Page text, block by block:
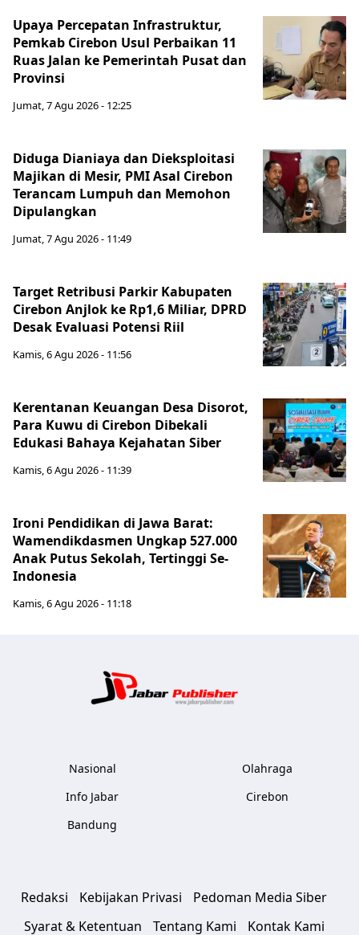
Upaya Percepatan Infrastruktur,
Pemkab Cirebon Usul Perbaikan 11
Ruas Jalan ke Pemerintah Pusat dan
Provinsi
Jumat, 7 Agu 2026 - 12:25
Diduga Dianiaya dan Dieksploitasi
Majikan di Mesir, PMI Asal Cirebon
Terancam Lumpuh dan Memohon
Dipulangkan
Jumat, 7 Agu 2026 - 11:49
Target Retribusi Parkir Kabupaten
Cirebon Anjlok ke Rp1,6 Miliar, DPRD
Desak Evaluasi Potensi Riil
Kamis, 6 Agu 2026 - 11:56
Kerentanan Keuangan Desa Disorot,
Para Kuwu di Cirebon Dibekali
Edukasi Bahaya Kejahatan Siber
Kamis, 6 Agu 2026 - 11:39
Ironi Pendidikan di Jawa Barat:
Wamendikdasmen Ungkap 527.000
Anak Putus Sekolah, Tertinggi Se-
Indonesia
Kamis, 6 Agu 2026 - 11:18
Nasional
Info Jabar
Bandung
Olahraga
Cirebon
Redaksi Kebijakan Privasi
Pedoman Media Siber
Syarat & Ketentuan
Tentang Kami Kontak Kami